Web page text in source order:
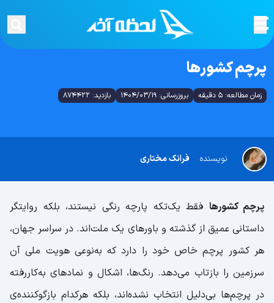
پرچم کشورها
زمان مطالعه: 5 دقیقه بروزرسانی: 1404/03/19 بازدید: 874422
فرانک مختاری نویسنده
پرچم‌ کشورها فقط یک‌تکه پارچه رنگی نیستند، بلکه روایتگر
داستانی عمیق از گذشته و باورهای یک ملت‌اند. در سراسر جهان،
هر کشور پرچم خاص خود را دارد که به‌نوعی هویت ملی آن
سرزمین را بازتاب می‌دهد. رنگ‌ها، اشکال و نمادهای به‌کاررفته
در پرچم‌ها بی‌دلیل انتخاب نشده‌اند، بلکه هرکدام بازگوکننده‌ی